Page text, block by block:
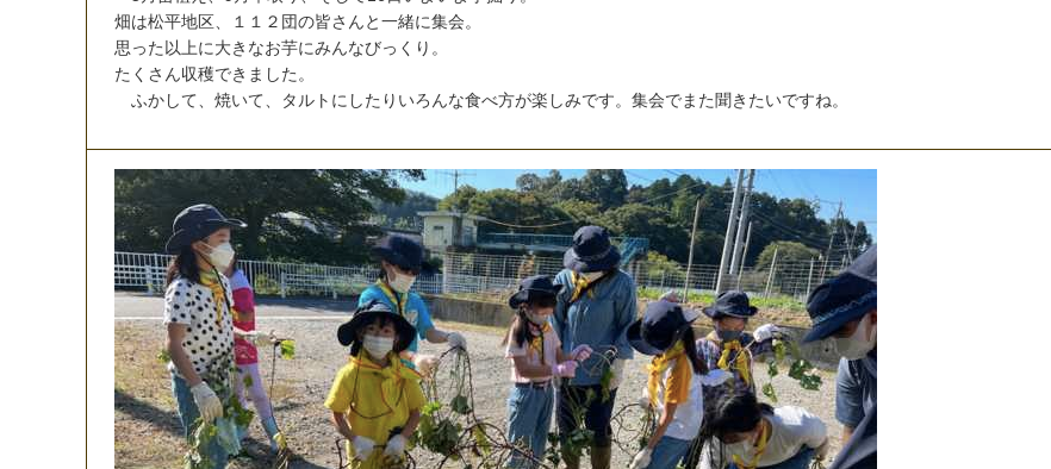
畑は松平地区、 １ １ ２ 団の皆さ んと一緒に集会。
思った 以上に大き なお芋にみんなびっ く り 。
た く さ ん収穫でき ま した。
ふかして、 焼いて、 タル ト に した り いろんな食べ方が楽 しみです。 集会でま た聞き たいですね。